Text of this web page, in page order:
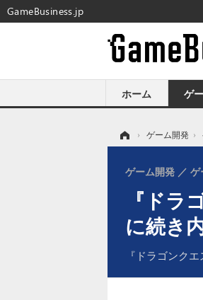
ホーム ゲ
› ゲーム開発 ›
『ドラ
に続き
『ドラゴンク
ゲーム開発 ゲ
GameBusiness.jp